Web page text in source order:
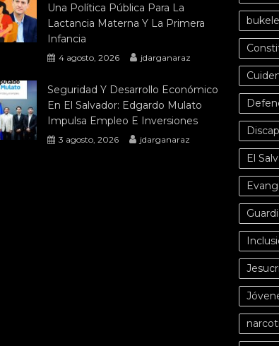
Una Política Pública Para La
Lactancia Materna Y La Primera
Infancia
4 agosto, 2026 jdarganaraz
Seguridad Y Desarrollo Económico
En El Salvador: Edgardo Mulato
Impulsa Empleo E Inversiones
3 agosto, 2026 jdarganaraz
bukele
El